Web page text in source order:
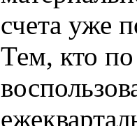
счета уже
Тем, кто